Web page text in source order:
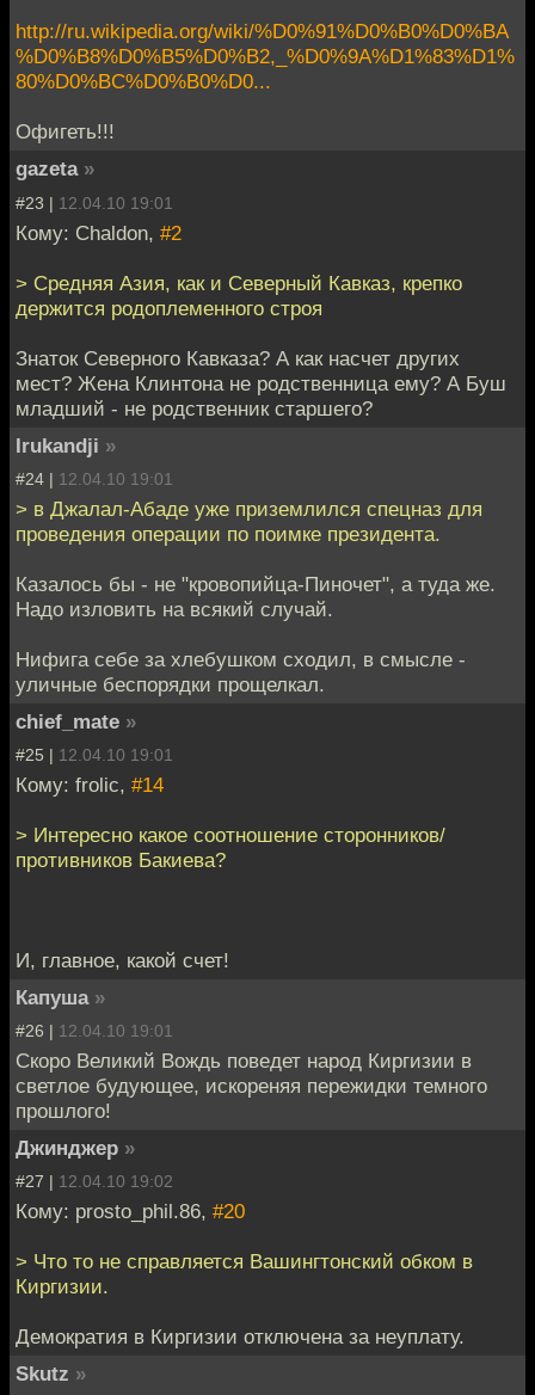
http://ru.wikipedia.org/wiki/%D0%91%D0%B0%D0%BA
%D0%B8%D0%B5%D0%B2,_%D0%9A%D1%83%D1%
80%D0%BC%D0%B0%D0...
Офигеть!!!
gazeta »
#23 | 12.04.10 19:01
Кому: Chaldon, #2
> Средняя Азия, как и Северный Кавказ, крепко
держится родоплеменного строя
Знаток Северного Кавказа? А как насчет других
мест? Жена Клинтона не родственница ему? А Буш
младший - не родственник старшего?
Irukandji »
#24 | 12.04.10 19:01
> в Джалал-Абаде уже приземлился спецназ для
проведения операции по поимке президента.
Казалось бы - не "кровопийца-Пиночет", а туда же.
Надо изловить на всякий случай.
Нифига себе за хлебушком сходил, в смысле -
уличные беспорядки прощелкал.
chief_mate »
#25 | 12.04.10 19:01
Кому: frolic, #14
> Интересно какое соотношение сторонников/
противников Бакиева?
И, главное, какой счет!
Капуша »
#26 | 12.04.10 19:01
Скоро Великий Вождь поведет народ Киргизии в
светлое будующее, искореняя пережидки темного
прошлого!
Джинджер »
#27 | 12.04.10 19:02
Кому: prosto_phil.86, #20
> Что то не справляется Вашингтонский обком в
Киргизии.
Демократия в Киргизии отключена за неуплату.
Skutz »